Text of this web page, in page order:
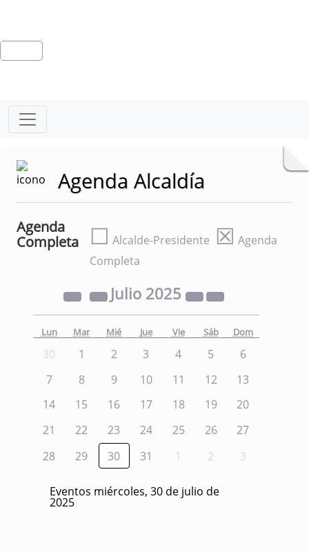
Agenda Alcaldía
Agenda
Completa
☐ Alcalde-Presidente ☒ Agenda
Completa
Julio 2025
Lun Mar Mié Jue Vie Sáb Dom
30 1 2 3 4 5
6
7
8 9 10 11 12
13
14
15 16 17 18 19
20
21
22 23 24 25 26
27
28
29 30 31 1 2 3
Eventos miércoles, 30 de julio de
2025